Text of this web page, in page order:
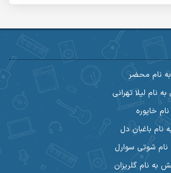
آوات یگانه
ابوالحسن جاویدان
نام محضر
نام لیلا تهرانی
خاپوره
نام باغبان دل
نام شوتی سوارل
به نام گلریزان